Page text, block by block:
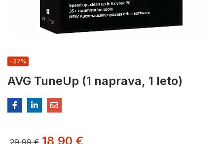
AVG TuneUp (1 naprava, 1 leto)
-37%
29,99€ 18,90 €